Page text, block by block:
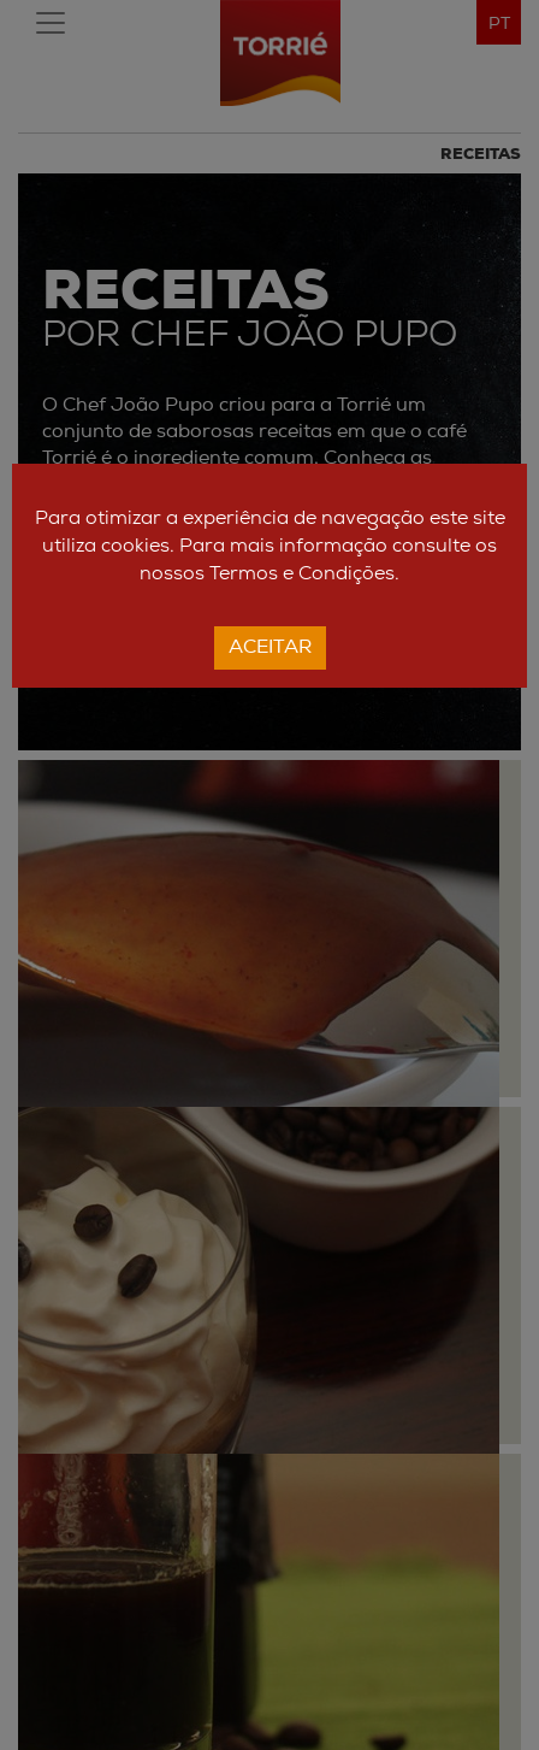
PT
RECEITAS
RECEITAS
POR CHEF JOÃO PUPO
O Chef João Pupo criou para a Torrié um
conjunto de saborosas receitas em que o café
Torrié é o ingrediente comum. Conheça as
preparação e ainda fotografias do resultado
final. Inspire-se e surpreenda os seus
Molho Barbecue de Café
Irish Coffee
Para otimizar a experiência de navegação este site
utiliza cookies. Para mais informação consulte os
nossos Termos e Condições.
ACEITAR